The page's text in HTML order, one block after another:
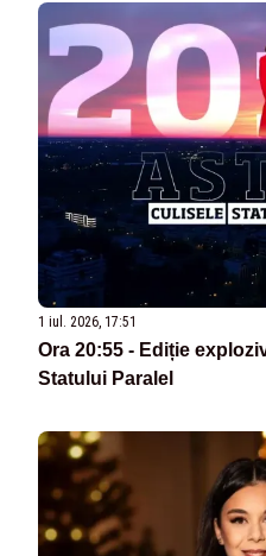
1 iul. 2026, 17:51
Ora 20:55 - Ediție
Statului Paralel